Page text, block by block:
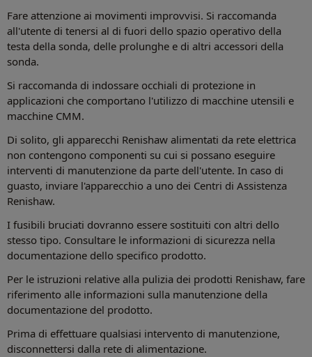
Fare attenzione ai movimenti improvvisi. Si raccomanda
all'utente di tenersi al di fuori dello spazio operativo della
testa della sonda, delle prolunghe e di altri accessori della
sonda.
Si raccomanda di indossare occhiali di protezione in
applicazioni che comportano l'utilizzo di macchine utensili e
macchine CMM.
Di solito, gli apparecchi Renishaw alimentati da rete elettrica
non contengono componenti su cui si possano eseguire
interventi di manutenzione da parte dell'utente. In caso di
guasto, inviare l'apparecchio a uno dei Centri di Assistenza
Renishaw.
I fusibili bruciati dovranno essere sostituiti con altri dello
stesso tipo. Consultare le informazioni di sicurezza nella
documentazione dello specifico prodotto.
Per le istruzioni relative alla pulizia dei prodotti Renishaw, fare
riferimento alle informazioni sulla manutenzione della
documentazione del prodotto.
Prima di effettuare qualsiasi intervento di manutenzione,
disconnettersi dalla rete di alimentazione.